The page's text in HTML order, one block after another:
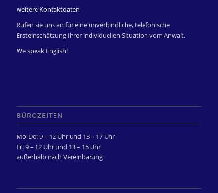
weitere Kontaktdaten
Rufen sie uns an für eine unverbindliche, telefonische
Ersteinschätzung Ihrer individuellen Situation vom Anwalt.
We speak English!
BÜROZEITEN
Mo-Do: 9 – 12 Uhr und 13 – 17 Uhr
Fr: 9 – 12 Uhr und 13 – 15 Uhr
außerhalb nach Vereinbarung